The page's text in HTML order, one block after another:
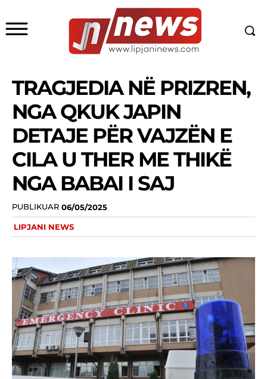
TRAGJEDIA NË PRIZREN,
NGA QKUK JAPIN
DETAJE PËR VAJZËN E
CILA U THER ME THIKË
NGA BABAI I SAJ
PUBLIKUAR 06/05/2025
LIPJANI NEWS